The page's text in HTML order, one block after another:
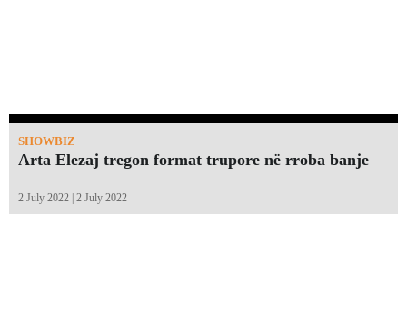
SHOWBIZ
Arta Elezaj tregon format trupore në rroba banje
2 July 2022 | 2 July 2022